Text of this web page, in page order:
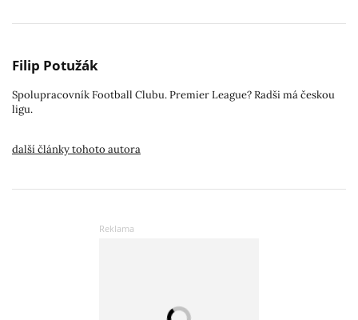
Filip Potužák
Spolupracovník Football Clubu. Premier League? Radši má českou
ligu.
další články tohoto autora